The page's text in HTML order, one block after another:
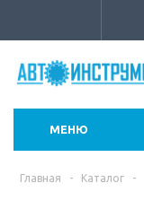
МЕНЮ
Главная - Каталог -